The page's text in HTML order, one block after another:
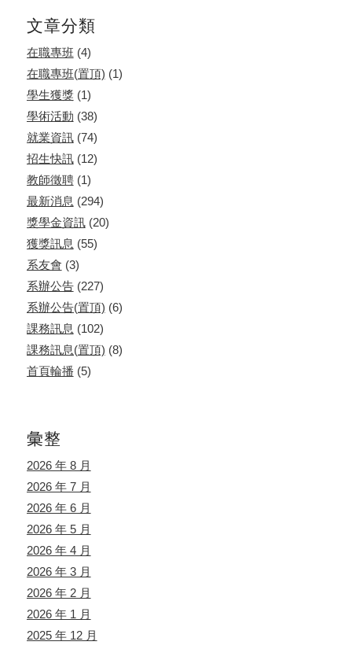
文章分類
在職專班(4)
在職專班(置頂) (1)
學生獲獎 (1)
學術活動 (38)
就業資訊(74)
招生快訊(12)
教師徵聘(1)
最新消息 (294)
獎學金資訊(20)
獲獎訊息 (55)
系友會 (3)
系辦公告(227)
系辦公告(置頂) (6)
課務訊息 (102)
課務訊息(置頂) (8)
首頁輪播 (5)
彙整
2026 年 8 月
2026 年 7 月
2026 年 6 月
2026 年 5 月
2026 年 4 月
2026 年 3 月
2026 年 2 月
2026 年 1 月
2025 年 12 月